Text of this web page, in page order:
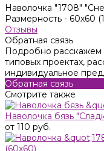
Наволочка "1708"
Размерность - 60х60
Отзывы
Обратная связь
Подробно расскажем
типовых проектах,
индивидуальное
Обратная связь
Смотрите также
Наволочка бязь
от 110 руб.